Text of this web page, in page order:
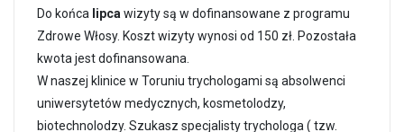
Do końca lipcawizyty są w dofinansowane z programu
Zdrowe Włosy. Koszt wizyty wynosi od 150 zł. Pozostała
kwota jest dofinansowana.
W naszej klinice w Toruniu trychologami są absolwenci
uniwersytetów medycznych, kosmetolodzy,
biotechnolodzy. Szukasz specjalisty trychologa ( tzw.